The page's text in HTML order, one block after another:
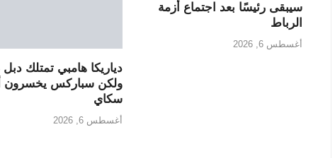
سيبقى رئيسًا بعد اجتماع أزمة
الرباط
أغسطس 6, 2026
دياريكا هامبي تمتلك دبل
ولكن سباركس يخسرون
سكاي
أغسطس 6, 2026